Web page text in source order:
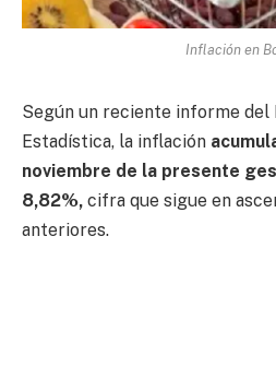
Inflación en
Según un reciente informe
Estadística, la inflación
noviembre de la presente
8,82%, cifra que sigue en
anteriores.